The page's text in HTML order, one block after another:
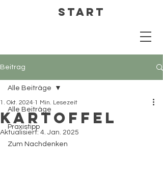
Start
Beitrag
Alle Beiträge
Praxistipp
Zum Nachdenken
Alle Beiträge
Kartoffel
1. Okt. 2024 1 Min. Lesezeit
Aktualisiert: 4. Jan. 2025